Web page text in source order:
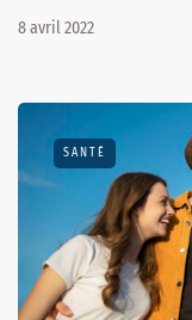
8 avril 2022
SANTÉ